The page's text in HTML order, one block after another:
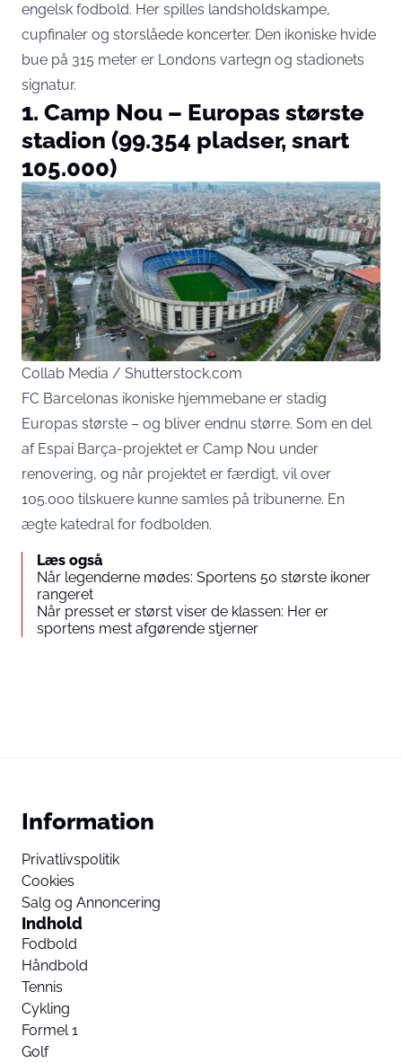
engelsk fodbold. Her spilles landsholdskampe,
cupfinaler og storslåede koncerter. Den ikoniske hvide
bue på 315 meter er Londons vartegn og stadionets
signatur.
1. Camp Nou – Europas største
stadion (99.354 pladser, snart
105.000)
Collab Media / Shutterstock.com
FC Barcelonas ikoniske hjemmebane er stadig
Europas største – og bliver endnu større. Som en del
af Espai Barça-projektet er Camp Nou under
renovering, og når projektet er færdigt, vil over
105.000 tilskuere kunne samles på tribunerne. En
ægte katedral for fodbolden.
Læs også
Når legenderne mødes: Sportens 50 største ikoner
rangeret
Når presset er størst viser de klassen: Her er
sportens mest afgørende stjerner
Information
Privatlivspolitik
Cookies
Salg og Annoncering
Indhold
Fodbold
Håndbold
Tennis
Cykling
Formel 1
Golf